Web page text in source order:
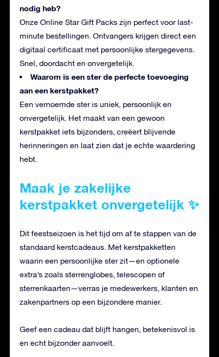
nodig heb?
Onze Online Star Gift Packs zijn perfect voor last-
minute bestellingen. Ontvangers krijgen direct een
digitaal certificaat met persoonlijke stergegevens.
Snel, doordacht en onvergetelijk.
Waarom is een ster de perfecte toevoeging
aan een kerstpakket?
Een vernoemde ster is uniek, persoonlijk en
onvergetelijk. Het maakt van een gewoon
kerstpakket iets bijzonders, creëert blijvende
herinneringen en laat zien dat je echte waardering
hebt.
Maak je zakelijke
kerstpakket onvergetelijk ✨
Dit feestseizoen is het tijd om af te stappen van de
standaard kerstcadeaus. Met kerstpakketten
waarin een persoonlijke ster zit—en optionele
extra’s zoals sterrenglobes, telescopen of
sterrenkaarten—verras je medewerkers, klanten en
zakenpartners op een bijzondere manier.
Geef een cadeau dat blijft hangen, betekenisvol is
en echt bijzonder aanvoelt.